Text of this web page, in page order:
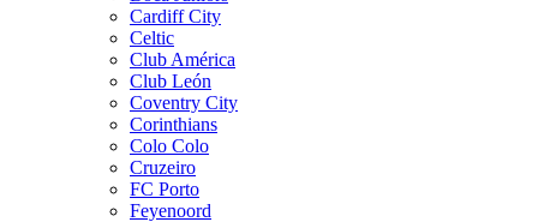
Cardiff City
Celtic
Club América
Club León
Coventry City
Corinthians
Colo Colo
Cruzeiro
FC Porto
Feyenoord